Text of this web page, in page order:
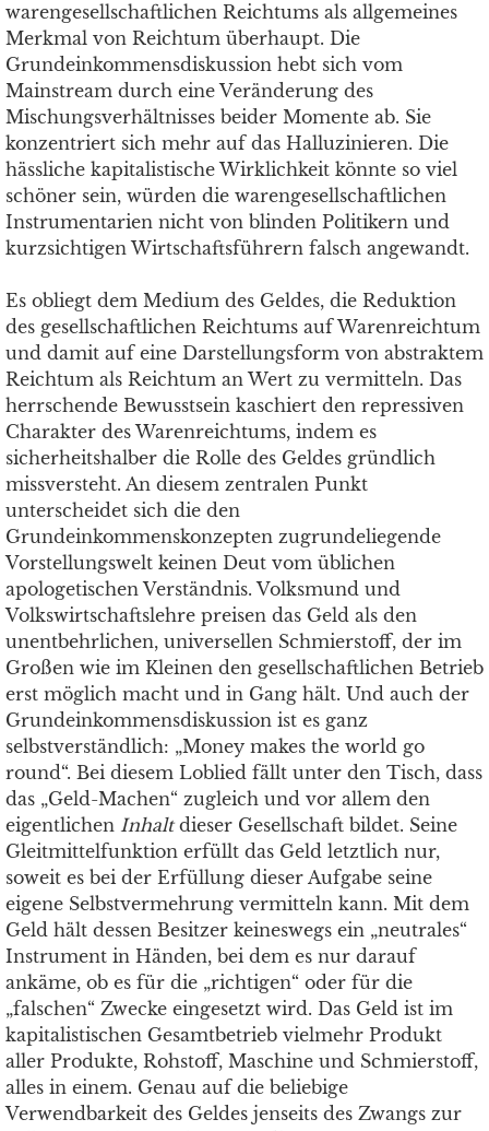
warengesellschaftlichen Reichtums als allgemeines
Merkmal von Reichtum überhaupt. Die
Grundeinkommensdiskussion hebt sich vom
Mainstream durch eine Veränderung des
Mischungsverhältnisses beider Momente ab. Sie
konzentriert sich mehr auf das Halluzinieren. Die
hässliche kapitalistische Wirklichkeit könnte so viel
schöner sein, würden die warengesellschaftlichen
Instrumentarien nicht von blinden Politikern und
kurzsichtigen Wirtschaftsführern falsch angewandt.
Es obliegt dem Medium des Geldes, die Reduktion
des gesellschaftlichen Reichtums auf Warenreichtum
und damit auf eine Darstellungsform von abstraktem
Reichtum als Reichtum an Wert zu vermitteln. Das
herrschende Bewusstsein kaschiert den repressiven
Charakter des Warenreichtums, indem es
sicherheitshalber die Rolle des Geldes gründlich
missversteht. An diesem zentralen Punkt
unterscheidet sich die den
Grundeinkommenskonzepten zugrundeliegende
Vorstellungswelt keinen Deut vom üblichen
apologetischen Verständnis. Volksmund und
Volkswirtschaftslehre preisen das Geld als den
unentbehrlichen, universellen Schmierstoff, der im
Großen wie im Kleinen den gesellschaftlichen Betrieb
erst möglich macht und in Gang hält. Und auch der
Grundeinkommensdiskussion ist es ganz
selbstverständlich: „Money makes the world go
round“. Bei diesem Loblied fällt unter den Tisch, dass
das „Geld-Machen“ zugleich und vor allem den
eigentlichen Inhaltdieser Gesellschaft bildet. Seine
Gleitmittelfunktion erfüllt das Geld letztlich nur,
soweit es bei der Erfüllung dieser Aufgabe seine
eigene Selbstvermehrung vermitteln kann. Mit dem
Geld hält dessen Besitzer keineswegs ein „neutrales“
Instrument in Händen, bei dem es nur darauf
ankäme, ob es für die „richtigen“ oder für die
„falschen“ Zwecke eingesetzt wird. Das Geld ist im
kapitalistischen Gesamtbetrieb vielmehr Produkt
aller Produkte, Rohstoff, Maschine und Schmierstoff,
alles in einem. Genau auf die beliebige
Verwendbarkeit des Geldes jenseits des Zwangs zur